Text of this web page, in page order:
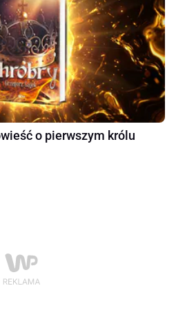
o pierwszym królu